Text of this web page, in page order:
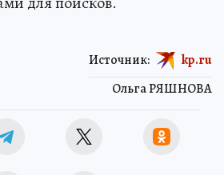
Ольга РЯШНОВА
Источник: kp.ru